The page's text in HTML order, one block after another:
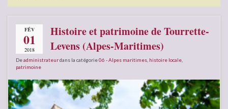
FÉV
01
2018
Histoire et patrimoine de Tourrette-
Levens (Alpes-Maritimes)
Deadministrateurdans la catégorie06 - Alpes maritimes histoire locale
patrimoine